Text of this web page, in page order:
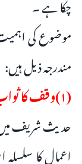
موضوع کی
مندرجہ ذیل ہیں:
(۱)وقف کا ثواب فلاح دارین کا ضامن ہے
حدیث شریف
اعمال کا